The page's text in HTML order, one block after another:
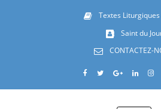
Textes Liturgiques
Saint du
CONTACTEZ-